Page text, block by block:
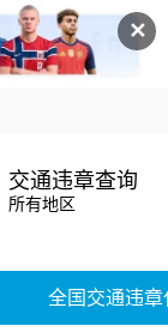
✕
交通违章查询
所有地区
全国交通违